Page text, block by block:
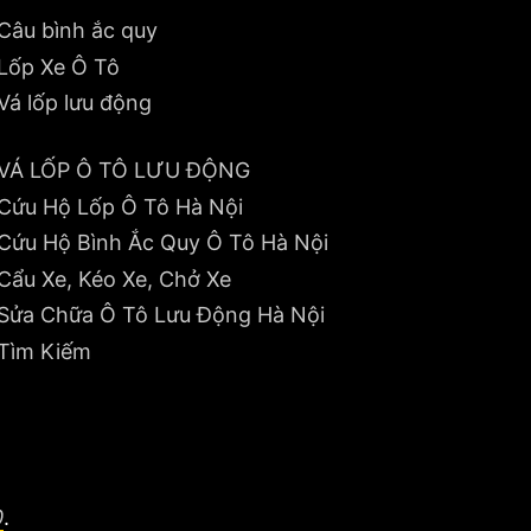
bình ắc quy
Xe Ô Tô
lốp lưu động
LỐP Ô TÔ LƯU ĐỘNG
Hộ Lốp Ô Tô Hà Nội
Hộ Bình Ắc Quy Ô Tô Hà Nội
Xe, Kéo Xe, Chở Xe
Chữa Ô Tô Lưu Động Hà Nội
Kiếm
.